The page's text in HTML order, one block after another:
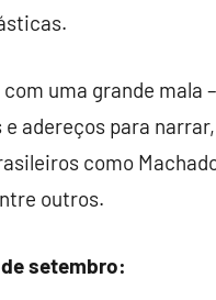
uma grande
adereços para
como
outros.
setembro: